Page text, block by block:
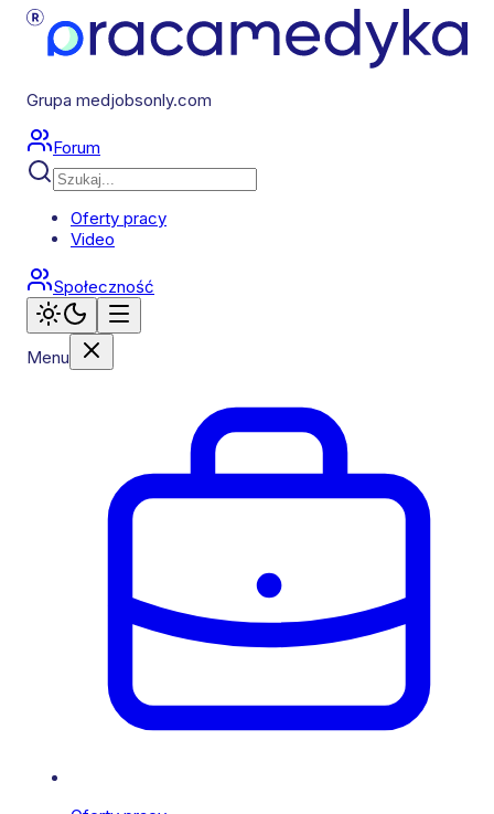
Grupa medjobsonly.com
Forum
Oferty pracy
Video
Społeczność
Menu